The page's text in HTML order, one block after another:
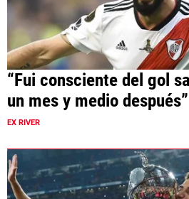
“Fui consciente del gol
un mes y medio después”
EX RIVER